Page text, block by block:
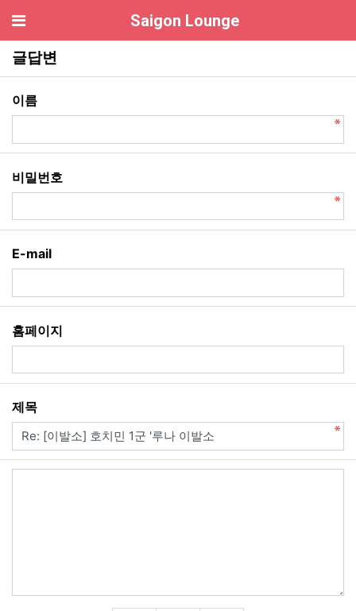
Saigon Lounge
호치민 이발소 글답변
글답변
이름필수
비밀번호
E-mail
홈페이지
제목필수